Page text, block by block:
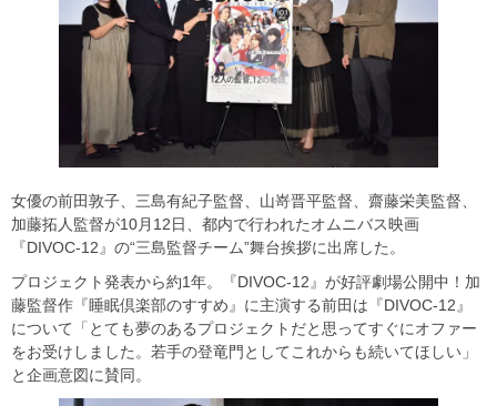
女優の前田敦子、三島有紀子監督、山嵜晋平監督、齋藤栄美監督、
加藤拓人監督が10月12日、都内で行われたオムニバス映画
『DIVOC-12』の“三島監督チーム”舞台挨拶に出席した。
プロジェクト発表から約1年。『DIVOC-12』が好評劇場公開中！加
藤監督作『睡眠倶楽部のすすめ』に主演する前田は『DIVOC-12』
について「とても夢のあるプロジェクトだと思ってすぐにオファー
をお受けしました。若手の登竜門としてこれからも続いてほしい」
と企画意図に賛同。